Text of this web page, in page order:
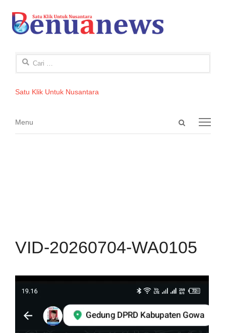
Cari
Satu Klik Untuk Nusantara
Open
Menu
Menu
VID-20260704-WA0105